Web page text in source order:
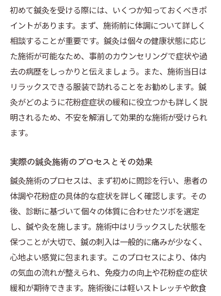
初めて鍼灸を受ける際には、いくつか知っておくべきポ
イントがあります。まず、施術前に体調について詳しく
相談することが重要です。鍼灸は個々の健康状態に応じ
た施術が可能なため、事前のカウンセリングで症状や過
去の病歴をしっかりと伝えましょう。また、施術当日は
リラックスできる服装で訪れることをお勧めします。鍼
灸がどのように花粉症症状の緩和に役立つかも詳しく説
明されるため、不安を解消して効果的な施術が受けられ
ます。
実際の鍼灸施術のプロセスとその効果
鍼灸施術のプロセスは、まず初めに問診を行い、患者の
体調や花粉症の具体的な症状を詳しく確認します。その
後、診断に基づいて個々の体質に合わせたツボを選定
し、鍼や灸を施します。施術中はリラックスした状態を
保つことが大切で、鍼の刺入は一般的に痛みが少なく、
心地よい感覚に包まれます。このプロセスにより、体内
の気血の流れが整えられ、免疫力の向上や花粉症の症状
緩和が期待できます。施術後には軽いストレッチや飲食